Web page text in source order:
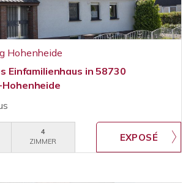
Hohenheide
Einfamilienhaus in 58730
4
ZIMMER